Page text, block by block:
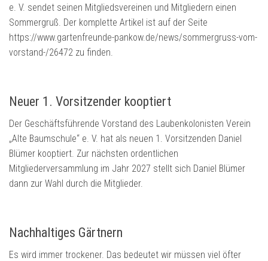
e. V. sendet seinen Mitgliedsvereinen und Mitgliedern einen
Sommergruß. Der komplette Artikel ist auf der Seite
https://www.gartenfreunde-pankow.de/news/sommergruss-vom-
vorstand-/26472 zu finden.
Neuer 1. Vorsitzender kooptiert
Der Geschäftsführende Vorstand des Laubenkolonisten Verein
„Alte Baumschule“ e. V. hat als neuen 1. Vorsitzenden Daniel
Blümer kooptiert. Zur nächsten ordentlichen
Mitgliederversammlung im Jahr 2027 stellt sich Daniel Blümer
dann zur Wahl durch die Mitglieder.
Nachhaltiges Gärtnern
Es wird immer trockener. Das bedeutet wir müssen viel öfter